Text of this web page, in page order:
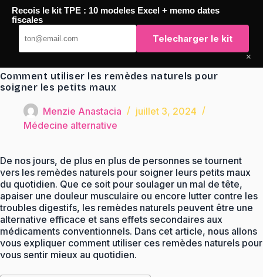
Passer
contenu
TaqTaq
Comment utiliser les remèdes naturels pour
soigner les petits maux
Menzie Anastacia
juillet 3, 2024
Médecine alternative
De nos jours, de plus en plus de personnes se tournent
vers les remèdes naturels pour soigner leurs petits maux
du quotidien. Que ce soit pour soulager un mal de tête,
apaiser une douleur musculaire ou encore lutter contre les
troubles digestifs, les remèdes naturels peuvent être une
alternative efficace et sans effets secondaires aux
médicaments conventionnels. Dans cet article, nous allons
vous expliquer comment utiliser ces remèdes naturels pour
vous sentir mieux au quotidien.
Recois le kit TPE : 10 modeles Excel + memo dates
fiscales
Telecharger le kit
×